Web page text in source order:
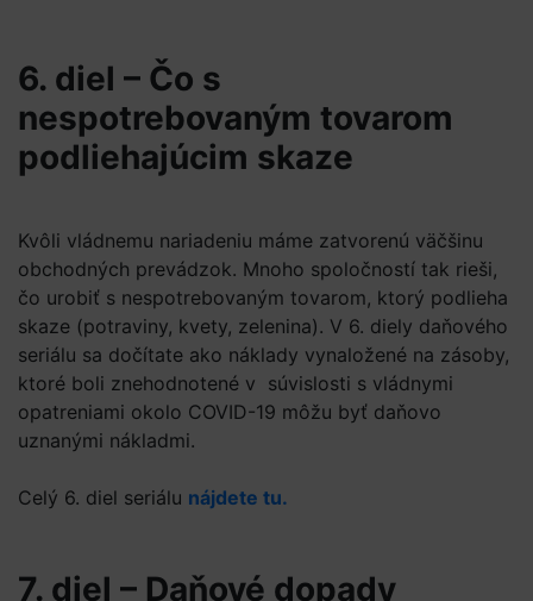
6. diel – Čo s
nespotrebovaným tovarom
podliehajúcim skaze
Kvôli vládnemu nariadeniu máme zatvorenú väčšinu
obchodných prevádzok. Mnoho spoločností tak rieši,
čo urobiť s nespotrebovaným tovarom, ktorý podlieha
skaze (potraviny, kvety, zelenina). V 6. diely daňového
seriálu sa dočítate ako náklady vynaložené na zásoby,
ktoré boli znehodnotené v súvislosti s vládnymi
opatreniami okolo COVID-19 môžu byť daňovo
uznanými nákladmi.
Celý 6. diel seriálu nájdete tu.
7. diel – Daňové dopady